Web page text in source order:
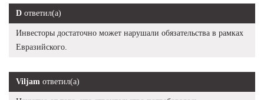
D ответил(а)
Инвесторы достаточно может нарушали обязательства в рамках
Евразийского.
Viljam ответил(а)